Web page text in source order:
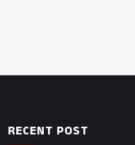
RECENT POST